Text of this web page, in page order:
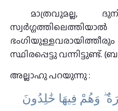
മാത്രവുമല്ല,
സ്ഥിരപ്പെട്ടു വന്നിട്ടുണ്ട്.
അല്ലാഹു പറയുന്നു :
وَهُمْ فِيهَا خَٰلِدُونَ